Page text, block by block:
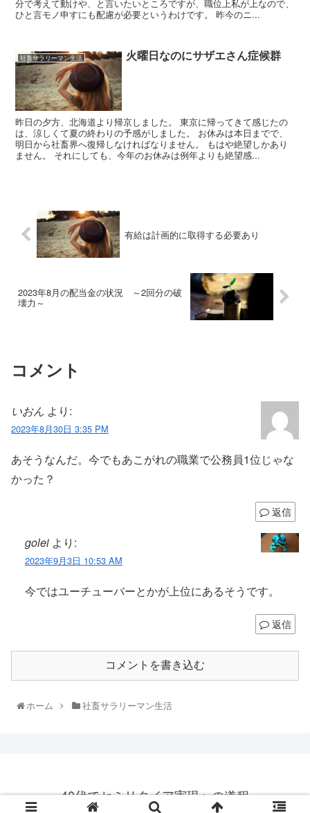
分で考えて動けや、と言いたいところですが、職位上私が上なので、
ひと言モノ申すにも配慮が必要というわけです。 昨今のニ...
社畜サラリーマン生活 火曜日なのにサザエさん症候群
昨日の夕方、北海道より帰京しました。 東京に帰ってきて感じたの
は、涼しくて夏の終わりの予感がしました。 お休みは本日までで、
明日から社畜界へ復帰しなければなりません。 もはや絶望しかあり
ません。 それにしても、今年のお休みは例年よりも絶望感...
有給は計画的に取得する必要あり
2023年8月の配当金の状況 ～2回分の破
壊力～
コメント
いおん より:
2023年8月30日 3:35 PM
あそうなんだ。今でもあこがれの職業で公務員1位じゃな
かった？
返信
golei より:
2023年9月3日 10:53 AM
今ではユーチューバーとかが上位にあるそうです。
返信
コメントを書き込む
ホーム 社畜サラリーマン生活
40代でセミリタイア実現への道程